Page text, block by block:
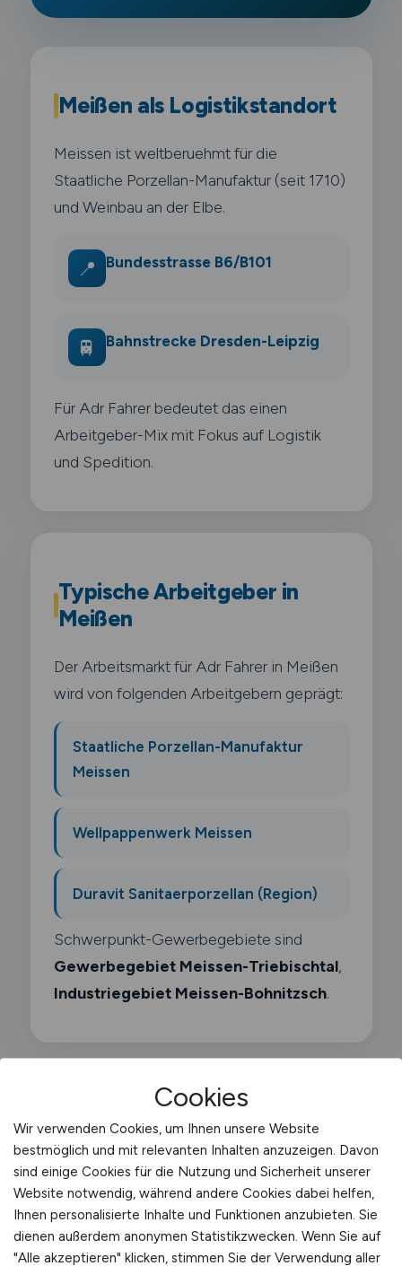
Meißen als Logistikstandort
Meissen ist weltberuehmt für die
Staatliche Porzellan-Manufaktur (seit 1710)
und Weinbau an der Elbe.
📍 Bundesstrasse B6/B101
🚆 Bahnstrecke Dresden-Leipzig
Für Adr Fahrer bedeutet das einen
Arbeitgeber-Mix mit Fokus auf Logistik
und Spedition.
Typische Arbeitgeber in
Meißen
Der Arbeitsmarkt für Adr Fahrer in Meißen
wird von folgenden Arbeitgebern geprägt:
Staatliche Porzellan-Manufaktur
Meissen
Wellpappenwerk Meissen
Duravit Sanitaerporzellan (Region)
Schwerpunkt-Gewerbegebiete sind
Gewerbegebiet Meissen-Triebischtal,
Industriegebiet Meissen-Bohnitzsch.
Was macht ein Adr Fahrer?
Als ADR-Fahrer transportierst du
gefährliche Güter auf der Straße. Du
benötigst neben dem Lkw-Führerschein
einen ADR-Schein und kennst die
Cookies
Wir verwenden Cookies, um Ihnen unsere Website
bestmöglich und mit relevanten Inhalten anzuzeigen. Davon
sind einige Cookies für die Nutzung und Sicherheit unserer
Website notwendig, während andere Cookies dabei helfen,
Ihnen personalisierte Inhalte und Funktionen anzubieten. Sie
dienen außerdem anonymen Statistikzwecken. Wenn Sie auf
"Alle akzeptieren" klicken, stimmen Sie der Verwendung aller